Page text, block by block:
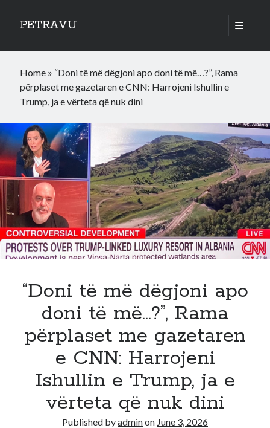
PETRAVU
open
primary
Sidebar
Bank
Credit Cards
Uncategorized
Home » “Doni të më dëgjoni apo doni të më…?”, Rama
përplaset me gazetaren e CNN: Harrojeni Ishullin e
Trump, ja e vërteta që nuk dini
“Doni të më dëgjoni apo
doni të më…?”, Rama
përplaset me gazetaren
e CNN: Harrojeni
Ishullin e Trump, ja e
vërteta që nuk dini
Published byadminon June 3, 2026